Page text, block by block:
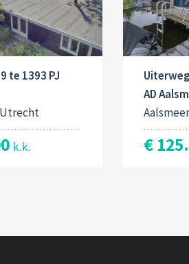
te 1393 PJ
k.k.
AD
€